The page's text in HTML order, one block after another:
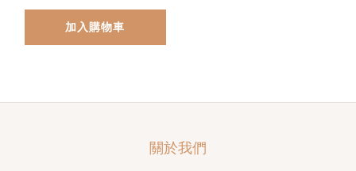
加入購物車
關於我們